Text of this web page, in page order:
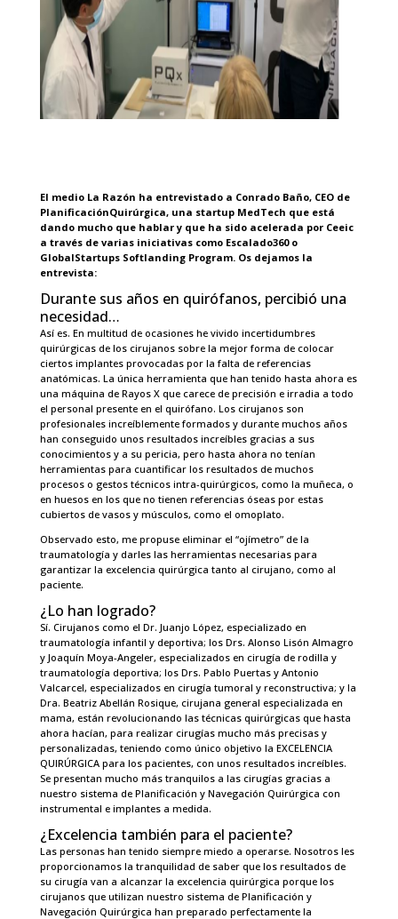
El medio La Razón ha entrevistado a Conrado Baño, CEO de
PlanificaciónQuirúrgica, una startup MedTech que está
dando mucho que hablary que ha sido acelerada por Ceeic
a través de varias iniciativas como Escalado360 o
GlobalStartups Softlanding Program. Os dejamos la
entrevista:
Durante sus años en quirófanos, percibió una
necesidad…
Así es. En multitud de ocasiones he vivido incertidumbres
quirúrgicas de los cirujanos sobre la mejor forma de colocar
ciertos implantes provocadas por la falta de referencias
anatómicas. La única herramienta que han tenido hasta ahora es
una máquina de Rayos X que carece de precisión e irradia a todo
el personal presente en el quirófano. Los cirujanos son
profesionales increíblemente formados y durante muchos años
han conseguido unos resultados increíbles gracias a sus
conocimientos y a su pericia, pero hasta ahora no tenían
herramientas para cuantificar los resultados de muchos
procesos o gestos técnicos intra-quirúrgicos, como la muñeca, o
en huesos en los que no tienen referencias óseas por estas
cubiertos de vasos y músculos, como el omoplato.
Observado esto, me propuse eliminar el “ojímetro” de la
traumatología y darles las herramientas necesarias para
garantizar la excelencia quirúrgica tanto al cirujano, como al
paciente.
¿Lo han logrado?
Sí. Cirujanos como el Dr. Juanjo López, especializado en
traumatología infantil y deportiva; los Drs. Alonso Lisón Almagro
y Joaquín Moya-Angeler, especializados en cirugía de rodilla y
traumatología deportiva; los Drs. Pablo Puertas y Antonio
Valcarcel, especializados en cirugía tumoral y reconstructiva; y la
Dra. Beatriz Abellán Rosique, cirujana general especializada en
mama, están revolucionando las técnicas quirúrgicas que hasta
ahora hacían, para realizar cirugías mucho más precisas y
personalizadas, teniendo como único objetivo la EXCELENCIA
QUIRÚRGICA para los pacientes, con unos resultados increíbles.
Se presentan mucho más tranquilos a las cirugías gracias a
nuestro sistema de Planificación y Navegación Quirúrgica con
instrumental e implantes a medida.
¿Excelencia también para el paciente?
Las personas han tenido siempre miedo a operarse. Nosotros les
proporcionamos la tranquilidad de saber que los resultados de
su cirugía van a alcanzar la excelencia quirúrgica porque los
cirujanos que utilizan nuestro sistema de Planificación y
Navegación Quirúrgica han preparado perfectamente la